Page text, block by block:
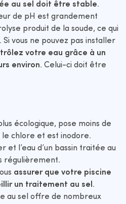
au sel doit être stable.
de pH est grandement
produit de la soude, ce qui
. Si vous ne pouvez pas installer
votre eau grâce à un
environ. Celui-ci doit être
écologique, pose moins de
le chlore et est inodore.
et l’eau d’un bassin traitée au
régulièrement.
assurer que votre piscine
un traitement au sel .
au sel offre de nombreux